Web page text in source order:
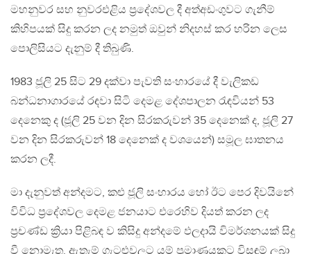
මහනුවර සහ නුවරඑළිය ප්‍රදේශවල දී අත්අඩංගුවට ගැනීම්
කිහිපයක් සිදු කරන ලද නමුත් ඔවුන් නිදහස් කර හරින ලෙස
පොලිසියට දැනුම් දී තිබුණි.
1983 ජූලි 25 සිට 29 දක්වා පැවති සංහාරයේ දී වැලිකඩ
බන්ධනාගාරයේ රඳවා සිටි දෙමළ දේශපාලන රැඳවියන් 53
දෙනෙකු ද (ජූලි 25 වන දින සිරකරුවන් 35 දෙනෙක් ද, ජූලි 27
වන දින සිරකරුවන් 18 දෙනෙක් ද වශයෙන්) සමූල ඝාතනය
කරන ලදී.
මා දැනුවත් අන්දමට, කළු ජූලි සංහාරය හෝ ඊට පෙර දිවයිනේ
විවිධ ප්‍රදේශවල දෙමළ ජනයාට එරෙහිව දියත් කරන ලද
ප්‍රචණ්ඩ ක්‍රියා පිළිබඳ ව කිසිදු අන්දමේ ඵලදායි විමර්ශනයක් සිදු
වී නොමැත. ඇතැම් ගැටළුවලට යම් ප්‍රමාණයකට විසඳුම් ලබා